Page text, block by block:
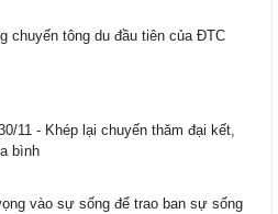
chuyến tông du đầu tiên của ĐTC
11 - Khép lại chuyến thăm đại kết,
bình
vào sự sống để trao ban sự sống